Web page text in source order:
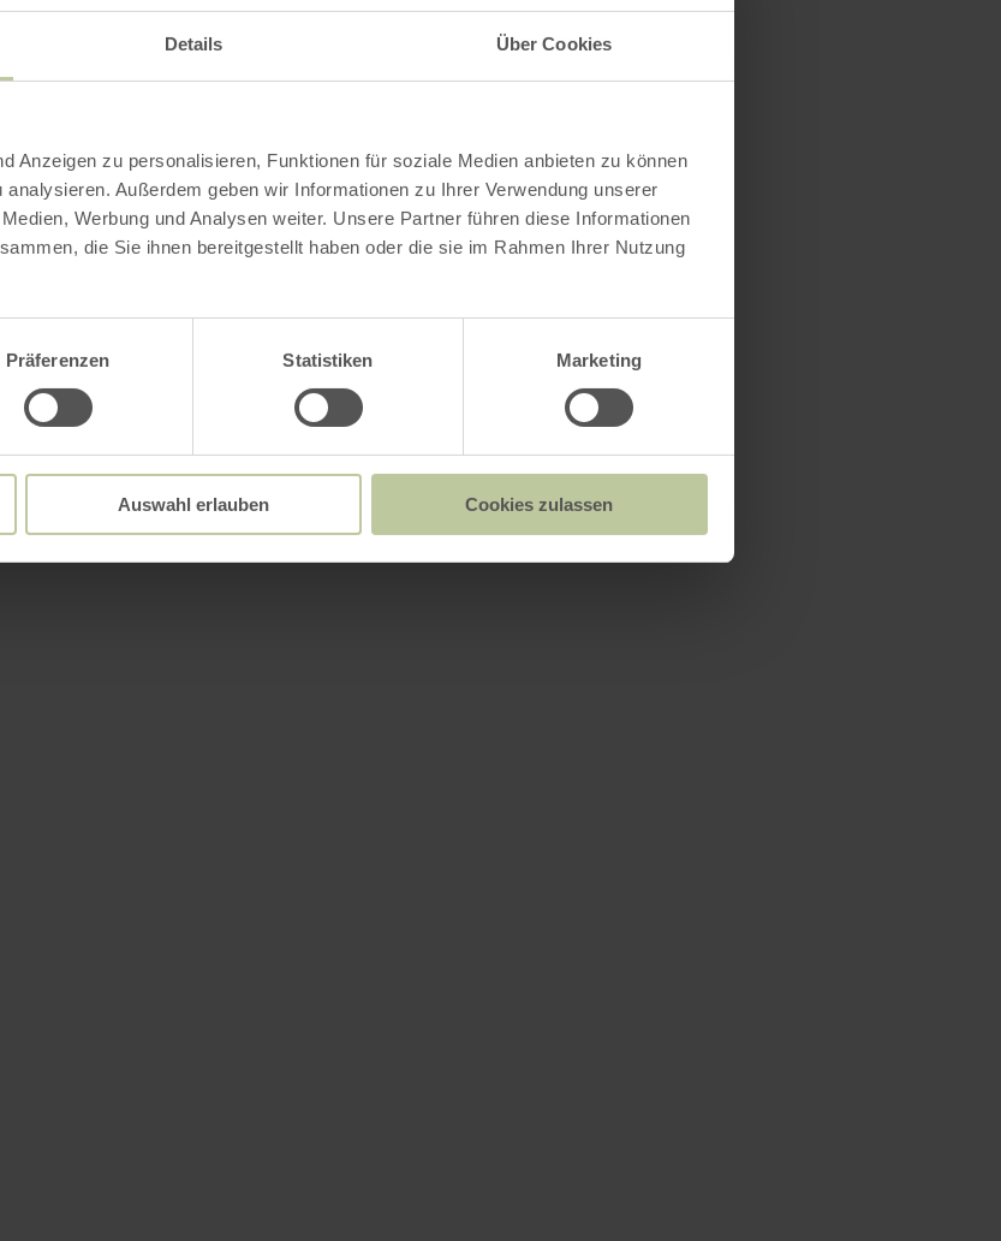
Details Über Cookies
Anzeigen zu personalisieren, Funktionen für soziale Medien anbieten zu können
Außerdem geben wir Informationen zu Ihrer Verwendung unserer
Werbung und Analysen weiter. Unsere Partner führen diese Informationen
die Sie ihnen bereitgestellt haben oder die sie im Rahmen Ihrer Nutzung
Präferenzen Statistiken Marketing
Auswahl erlauben Cookies zulassen